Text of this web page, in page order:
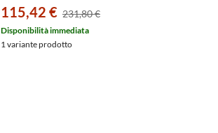
115,42 € 231,80 €
Disponibilità immediata
1 variante prodotto